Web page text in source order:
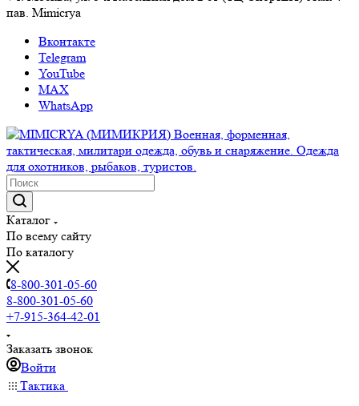
пав. Mimicrya
Вконтакте
Telegram
YouTube
MAX
WhatsApp
Каталог
По всему сайту
По каталогу
8-800-301-05-60
8-800-301-05-60
+7-915-364-42-01
Заказать звонок
Войти
Тактика